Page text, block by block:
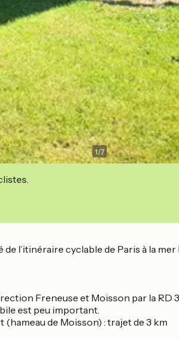
1/7
l’itinéraire cyclable de Paris à la
Freneuse et Moisson par la RD
est peu important.
(hameau de Moisson) : trajet de 3 km